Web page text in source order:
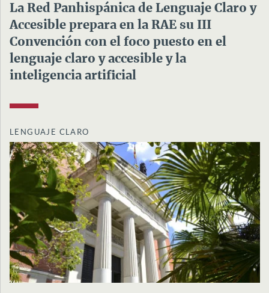
La Red Panhispánica de Lenguaje Claro y
Accesible prepara en la RAE su III
Convención con el foco puesto en el
lenguaje claro y accesible y la
inteligencia artificial
LENGUAJE CLARO